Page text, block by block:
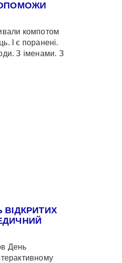
компотом
І є поранені.
З іменами. З
ВІДКРИТИХ
День